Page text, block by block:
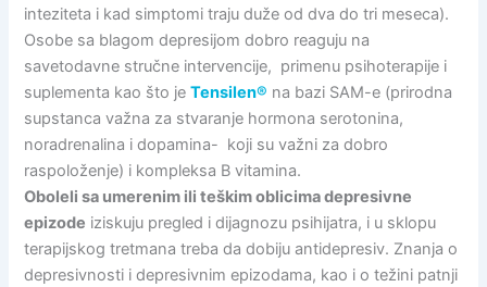
inteziteta i kad simptomi traju duže od dva do tri meseca).
Osobe sa blagom depresijom dobro reaguju na
savetodavne stručne intervencije, primenu psihoterapije i
suplementa kao što jeTensilen® na bazi SAM-e (prirodna
supstanca važna za stvaranje hormona serotonina,
noradrenalina i dopamina- koji su važni za dobro
raspoloženje) i kompleksa B vitamina.
Oboleli sa umerenim ili teškim oblicima depresivne
epizode iziskuju pregled i dijagnozu psihijatra, i u sklopu
terapijskog tretmana treba da dobiju antidepresiv. Znanja o
depresivnosti i depresivnim epizodama, kao i o težini patnji